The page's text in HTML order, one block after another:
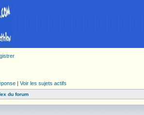
| Voir les sujets actifs
du forum